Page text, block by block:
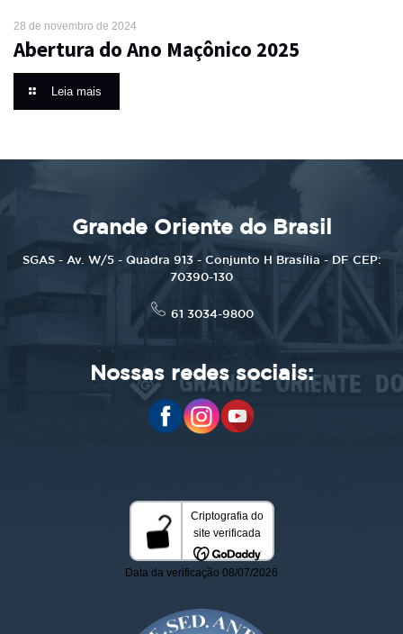
28 de novembro de 2024
Abertura do Ano Maçônico 2025
Leia mais
Grande Oriente do Brasil
SGAS - Av. W/5 - Quadra 913 - Conjunto H Brasília - DF CEP:
70390-130
61 3034-9800
Nossas redes sociais: